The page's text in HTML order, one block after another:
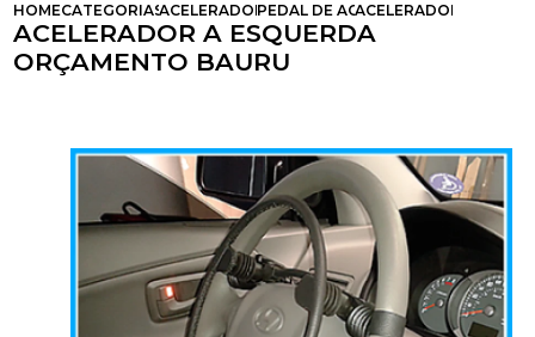
HOMECATEGORIASACELERADORES A ESQUERDA
PEDAL DE ACELERADOR A
ACELERADOR A
ACELERADOR A ESQUERDA
ORÇAMENTO BAURU